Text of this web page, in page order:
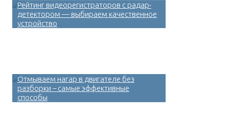
Рейтинг видеорегистраторов с радар-
детектором — выбираем качественное
устройство
Отмываем нагар в двигателе без
разборки – самые эффективные
способы